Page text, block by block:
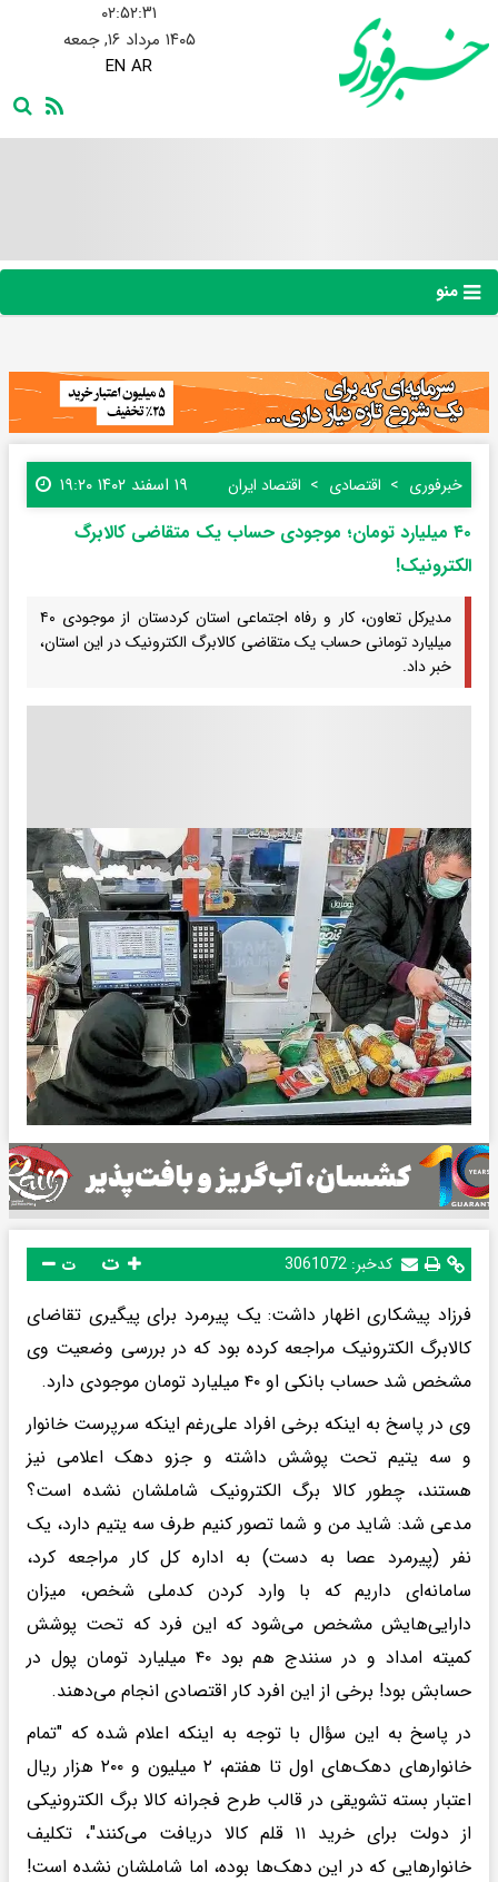
۰۲:۵۲:۳۲
۱۴۰۵ مرداد ۱۶, جمعه
EN AR
منو
خبرفوری اقتصادی اقتصاد ایران ۱۹ اسفند ۱۴۰۲ ۱۹:۲۰
۴۰ میلیارد تومان؛ موجودی حساب یک متقاضی کالابرگ
الکترونیک!
مدیرکل تعاون، کار و رفاه اجتماعی استان کردستان از موجودی ۴۰
میلیارد تومانی حساب یک متقاضی کالابرگ الکترونیک در این استان،
خبر داد.
کدخبر: 3061072 ت
فرزاد پیشکاری اظهار داشت: یک پیرمرد برای پیگیری تقاضای
کالابرگ الکترونیک مراجعه کرده بود که در بررسی وضعیت وی
مشخص شد حساب بانکی او ۴۰ میلیارد تومان موجودی دارد.
وی در پاسخ به اینکه برخی افراد علی‌رغم اینکه سرپرست خانوار
و سه یتیم تحت پوشش داشته و جزو دهک اعلامی نیز
هستند، چطور کالا برگ الکترونیک شاملشان نشده است؟
مدعی شد: شاید من و شما تصور کنیم طرف سه یتیم دارد، یک
نفر (پیرمرد عصا به دست) به اداره کل کار مراجعه کرد،
سامانه‌ای داریم که با وارد کردن کدملی شخص، میزان
دارایی‌هایش مشخص می‌شود که این فرد که تحت پوشش
کمیته امداد و در سنندج هم بود ۴۰ میلیارد تومان پول در
حسابش بود! برخی از این افرد کار اقتصادی انجام می‌دهند.
در پاسخ به این سؤال با توجه به اینکه اعلام شده که "تمام
خانوار‌های دهک‌های اول تا هفتم، ۲ میلیون و ۲۰۰ هزار ریال
اعتبار بسته تشویقی در قالب طرح فجرانه کالا برگ الکترونیکی
از دولت برای خرید ۱۱ قلم کالا دریافت می‌کنند"، تکلیف
خانوار‌هایی که در این دهک‌ها بوده، اما شاملشان نشده است!